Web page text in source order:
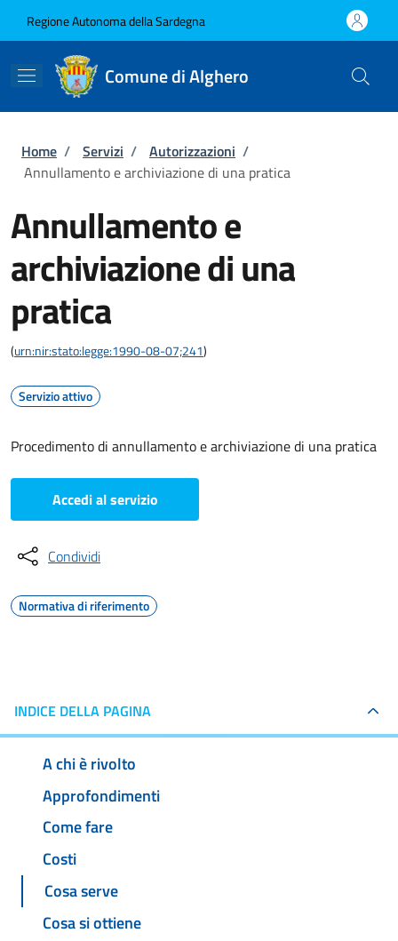
Regione Autonoma della Sardegna
Comune di Alghero
Briciole di pane
Home / Servizi / Autorizzazioni /
Annullamento e archiviazione di una pratica
Annullamento e
archiviazione di una
pratica
(urn:nir:stato:legge:1990-08-07;241)
Servizio attivo
Procedimento di annullamento e archiviazione di una pratica
Accedi al servizio
Condividi
Normativa di riferimento
INDICE DELLA PAGINA
A chi è rivolto
Approfondimenti
Come fare
Costi
Cosa serve
Cosa si ottiene